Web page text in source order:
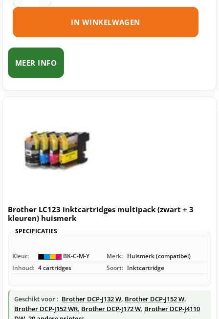
IN WINKELWAGEN
MEER INFO
Brother LC123 inktcartridges multipack (zwart + 3
kleuren) huismerk
SPECIFICATIES
Kleur: BK-C-M-Y Merk: Huismerk (compatibel)
Inhoud: 4 cartridges Soort: Inktcartridge
Geschikt voor : Brother DCP-J132 W, Brother DCP-J152 W,
Brother DCP-J152 WR, Brother DCP-J172 W, Brother DCP-J4110